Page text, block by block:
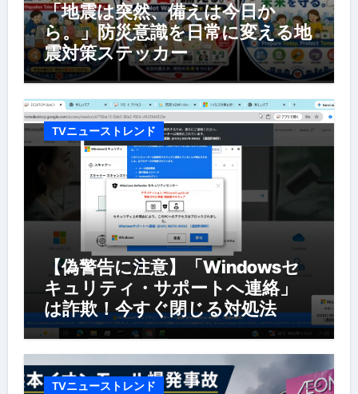
「地震は突然、備えは今日か
ら。」防災意識を日常に変える地
震対策ステッカー
TVニューストレンド
【偽警告に注意】「Windowsセ
キュリティ・サポートへ連絡」
は詐欺！今すぐ閉じる対処法
TVニューストレンド